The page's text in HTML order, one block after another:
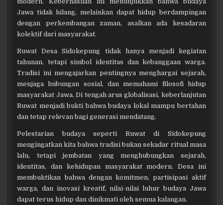
Jawa tidak hilang, melainkan dapat hidup berdampingan
dengan perkembangan zaman, asalkan ada kesadaran
kolektif dari masyarakat.
Ruwat Desa Sidokepung tidak hanya menjadi kegiatan
tahunan, tetapi simbol identitas dan kebanggaan warga.
Tradisi ini mengajarkan pentingnya menghargai sejarah,
menjaga hubungan sosial, dan memahami filosofi hidup
masyarakat Jawa. Di tengah arus globalisasi, keberlanjutan
Ruwat menjadi bukti bahwa budaya lokal mampu bertahan
dan tetap relevan bagi generasi mendatang.
Pelestarian budaya seperti Ruwat di Sidokepung
mengingatkan kita bahwa tradisi bukan sekadar ritual masa
lalu, tetapi jembatan yang menghubungkan sejarah,
identitas, dan kehidupan masyarakat modern. Desa ini
membuktikan bahwa dengan komitmen, partisipasi aktif
warga, dan inovasi kreatif, nilai-nilai luhur budaya Jawa
dapat terus hidup dan dinikmati oleh semua kalangan.